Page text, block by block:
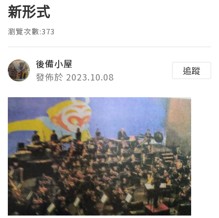
新形式
瀏覽次數:373
後備小屋
發佈於 2023.10.08
追蹤